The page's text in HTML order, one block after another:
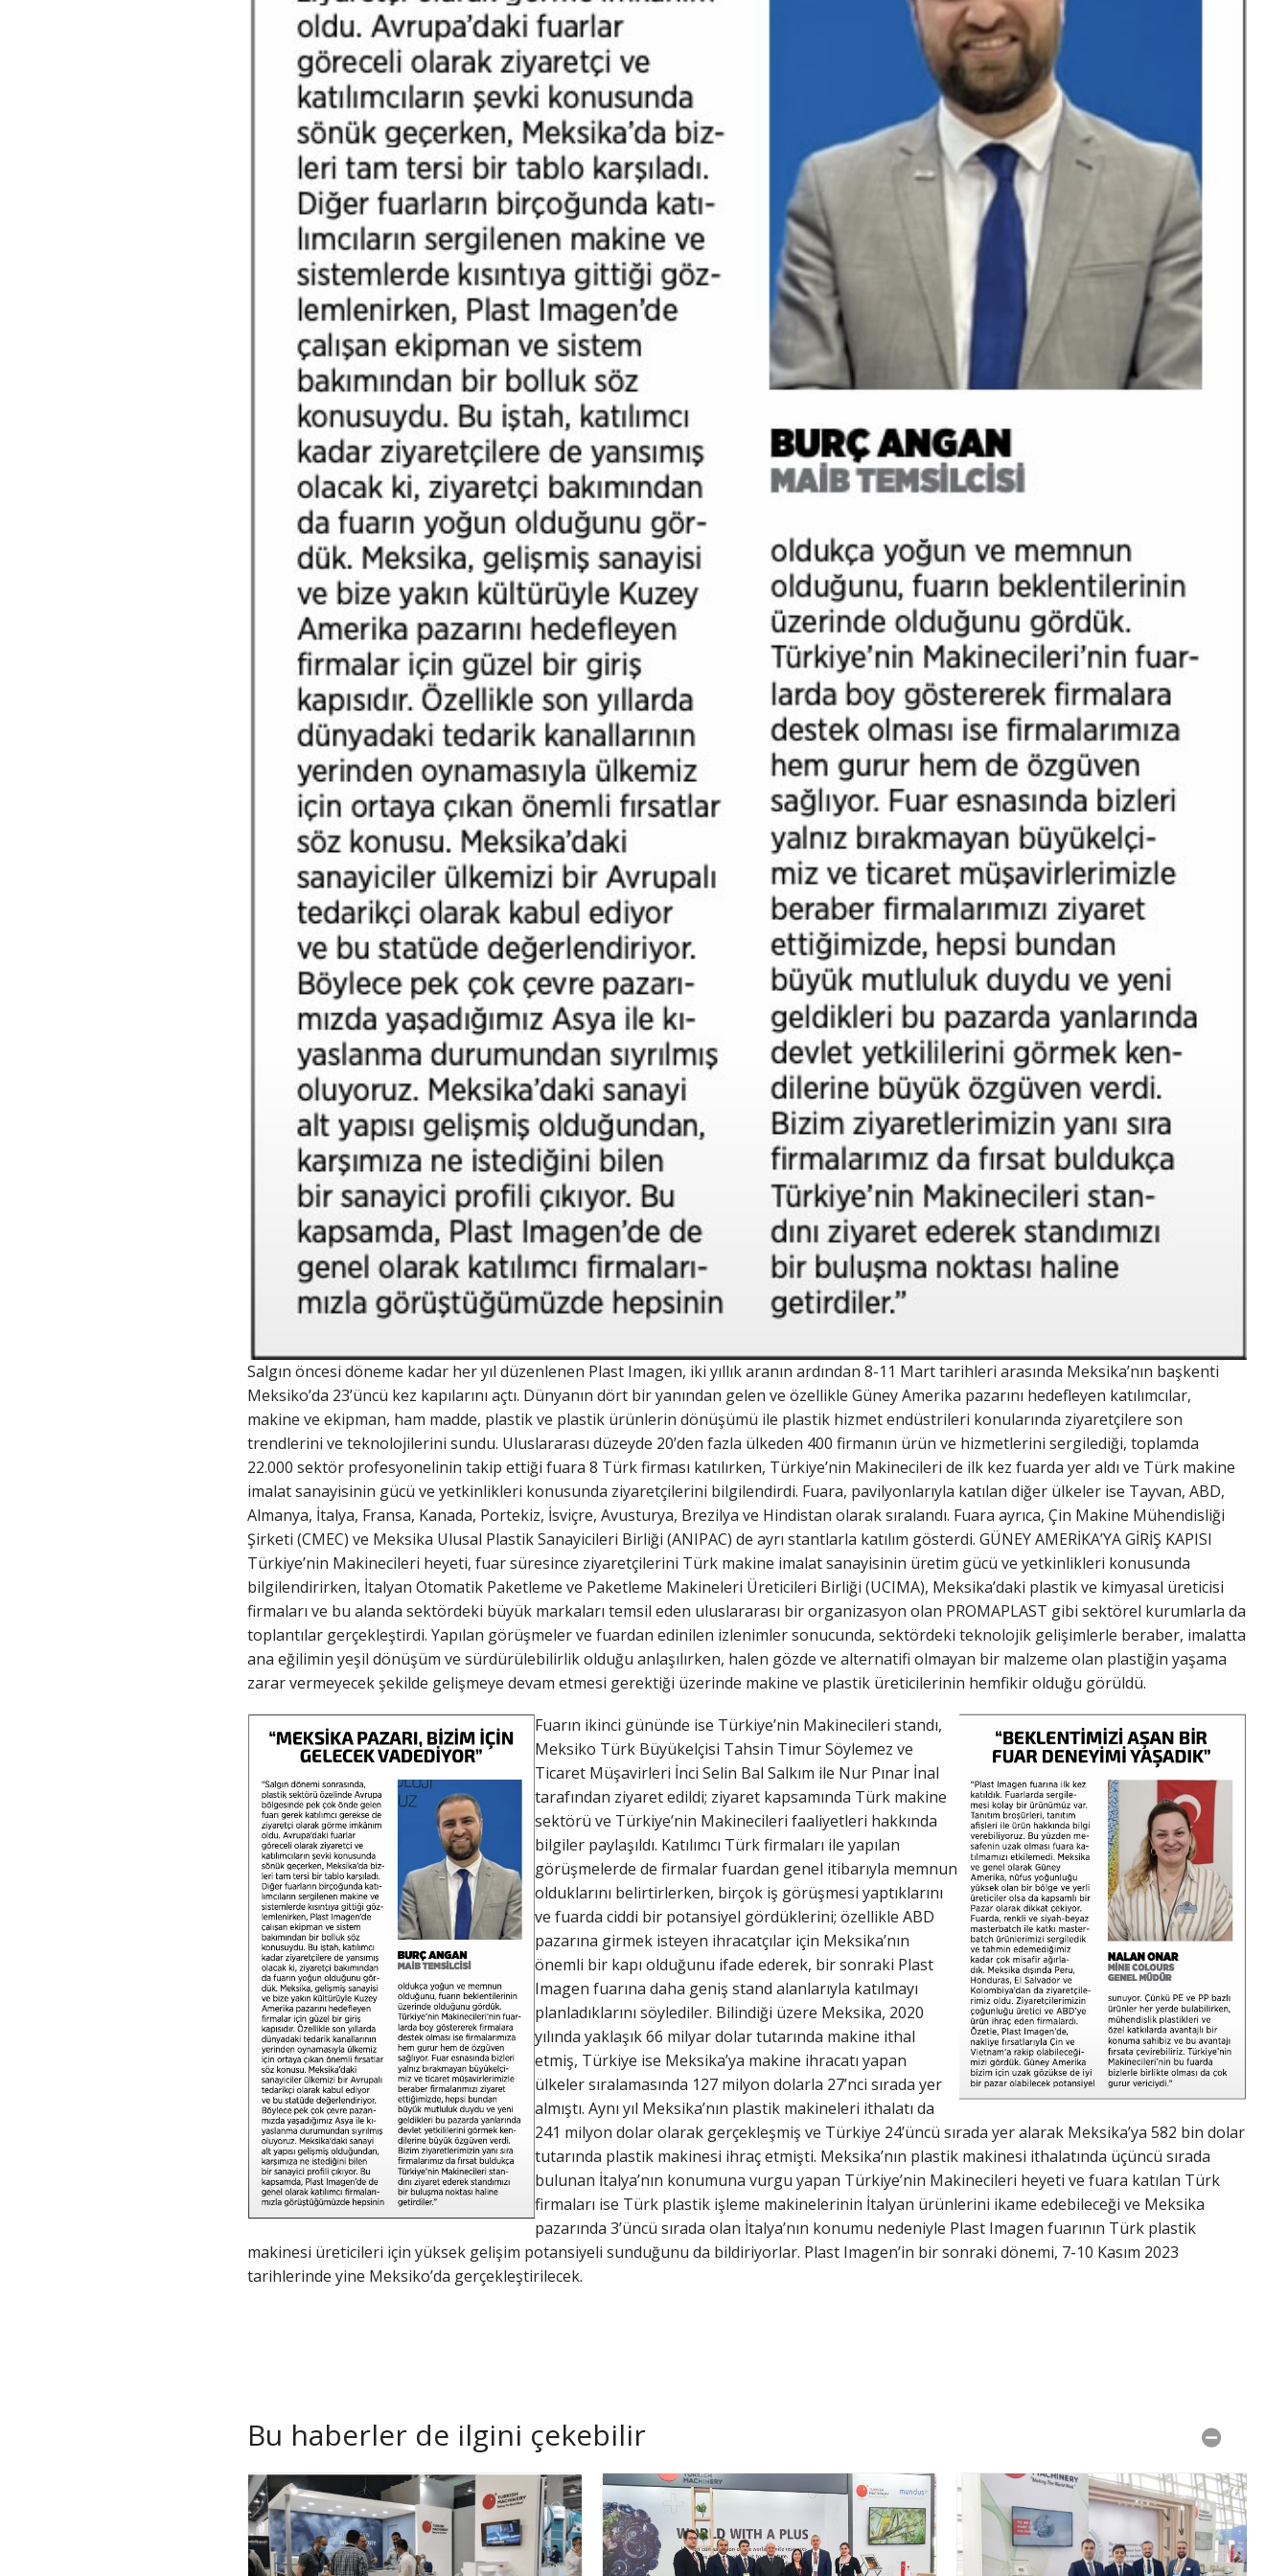
Salgın öncesi döneme kadar her yıl düzenlenen Plast Imagen, iki yıllık aranın ardından 8-11 Mart tarihleri arasında Meksika’nın başkenti
Meksiko’da 23’üncü kez kapılarını açtı. Dünyanın dört bir yanından gelen ve özellikle Güney Amerika pazarını hedefleyen katılımcılar,
makine ve ekipman, ham madde, plastik ve plastik ürünlerin dönüşümü ile plastik hizmet endüstrileri konularında ziyaretçilere son
trendlerini ve teknolojilerini sundu. Uluslararası düzeyde 20’den fazla ülkeden 400 firmanın ürün ve hizmetlerini sergilediği, toplamda
22.000 sektör profesyonelinin takip ettiği fuara 8 Türk firması katılırken, Türkiye’nin Makinecileri de ilk kez fuarda yer aldı ve Türk makine
imalat sanayisinin gücü ve yetkinlikleri konusunda ziyaretçilerini bilgilendirdi. Fuara, pavilyonlarıyla katılan diğer ülkeler ise Tayvan, ABD,
Almanya, İtalya, Fransa, Kanada, Portekiz, İsviçre, Avusturya, Brezilya ve Hindistan olarak sıralandı. Fuara ayrıca, Çin Makine Mühendisliği
Şirketi (CMEC) ve Meksika Ulusal Plastik Sanayicileri Birliği (ANIPAC) de ayrı stantlarla katılım gösterdi. GÜNEY AMERİKA’YA GİRİŞ KAPISI
Türkiye’nin Makinecileri heyeti, fuar süresince ziyaretçilerini Türk makine imalat sanayisinin üretim gücü ve yetkinlikleri konusunda
bilgilendirirken, İtalyan Otomatik Paketleme ve Paketleme Makineleri Üreticileri Birliği (UCIMA), Meksika’daki plastik ve kimyasal üreticisi
firmaları ve bu alanda sektördeki büyük markaları temsil eden uluslararası bir organizasyon olan PROMAPLAST gibi sektörel kurumlarla da
toplantılar gerçekleştirdi. Yapılan görüşmeler ve fuardan edinilen izlenimler sonucunda, sektördeki teknolojik gelişimlerle beraber, imalatta
ana eğilimin yeşil dönüşüm ve sürdürülebilirlik olduğu anlaşılırken, halen gözde ve alternatifi olmayan bir malzeme olan plastiğin yaşama
zarar vermeyecek şekilde gelişmeye devam etmesi gerektiği üzerinde makine ve plastik üreticilerinin hemfikir olduğu görüldü.
Fuarın ikinci gününde ise Türkiye’nin Makinecileri standı,
Meksiko Türk Büyükelçisi Tahsin Timur Söylemez ve
Ticaret Müşavirleri İnci Selin Bal Salkım ile Nur Pınar İnal
tarafından ziyaret edildi; ziyaret kapsamında Türk makine
sektörü ve Türkiye’nin Makinecileri faaliyetleri hakkında
bilgiler paylaşıldı. Katılımcı Türk firmaları ile yapılan
görüşmelerde de firmalar fuardan genel itibarıyla memnun
olduklarını belirtirlerken, birçok iş görüşmesi yaptıklarını
ve fuarda ciddi bir potansiyel gördüklerini; özellikle ABD
pazarına girmek isteyen ihracatçılar için Meksika’nın
önemli bir kapı olduğunu ifade ederek, bir sonraki Plast
Imagen fuarına daha geniş stand alanlarıyla katılmayı
planladıklarını söylediler. Bilindiği üzere Meksika, 2020
yılında yaklaşık 66 milyar dolar tutarında makine ithal
etmiş, Türkiye ise Meksika’ya makine ihracatı yapan
ülkeler sıralamasında 127 milyon dolarla 27’nci sırada yer
almıştı. Aynı yıl Meksika’nın plastik makineleri ithalatı da
241 milyon dolar olarak gerçekleşmiş ve Türkiye 24’üncü sırada yer alarak Meksika’ya 582 bin dolar
tutarında plastik makinesi ihraç etmişti. Meksika’nın plastik makinesi ithalatında üçüncü sırada
bulunan İtalya’nın konumuna vurgu yapan Türkiye’nin Makinecileri heyeti ve fuara katılan Türk
firmaları ise Türk plastik işleme makinelerinin İtalyan ürünlerini ikame edebileceği ve Meksika
pazarında 3’üncü sırada olan İtalya’nın konumu nedeniyle Plast Imagen fuarının Türk plastik
makinesi üreticileri için yüksek gelişim potansiyeli sunduğunu da bildiriyorlar. Plast Imagen’in bir sonraki dönemi, 7-10 Kasım 2023
tarihlerinde yine Meksiko’da gerçekleştirilecek.
Bu haberler de ilgini çekebilir